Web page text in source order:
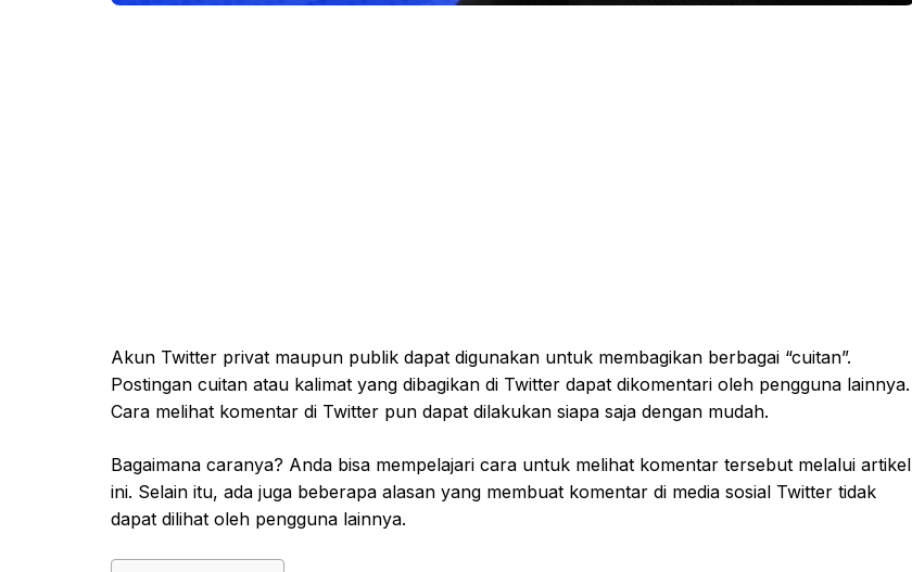
Akun Twitter privat maupun publik dapat digunakan untuk membagikan berbagai “cuitan”.
Postingan cuitan atau kalimat yang dibagikan di Twitter dapat dikomentari oleh pengguna lainnya.
Cara melihat komentar di Twitter pun dapat dilakukan siapa saja dengan mudah.
Bagaimana caranya? Anda bisa mempelajari cara untuk melihat komentar tersebut melalui artikel
ini. Selain itu, ada juga beberapa alasan yang membuat komentar di media sosial Twitter tidak
dapat dilihat oleh pengguna lainnya.